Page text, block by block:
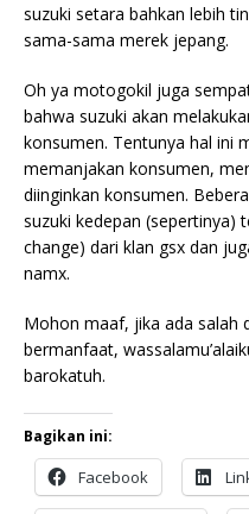
suzuki setara bahkan lebih
sama-sama merek jepang.
Oh ya motogokil juga
bahwa suzuki akan
konsumen. Tentunya hal ini
memanjakan konsumen,
diinginkan konsumen.
suzuki kedepan (sepertinya)
change) dari klan gsx dan
namx.
Mohon maaf, jika ada salah
bermanfaat,
barokatuh.
Bagikan ini:
Facebook